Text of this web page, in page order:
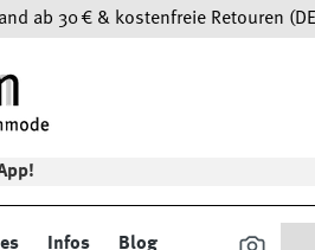
ab 30 € & kostenfreie Retouren
Infos Blog